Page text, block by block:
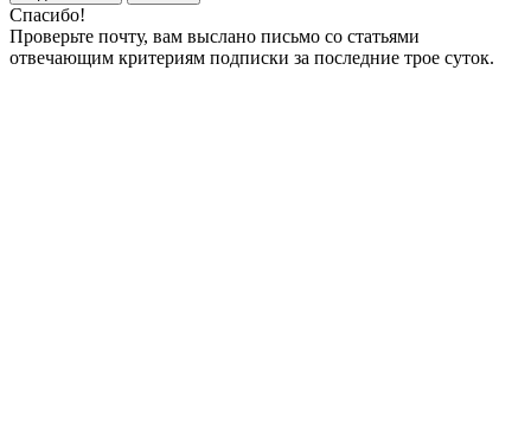
Спасибо!
Проверьте почту, вам выслано письмо со статьями
отвечающим критериям подписки за последние трое суток.